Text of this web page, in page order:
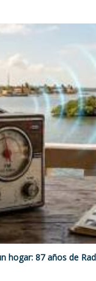
hogar: 87 años de